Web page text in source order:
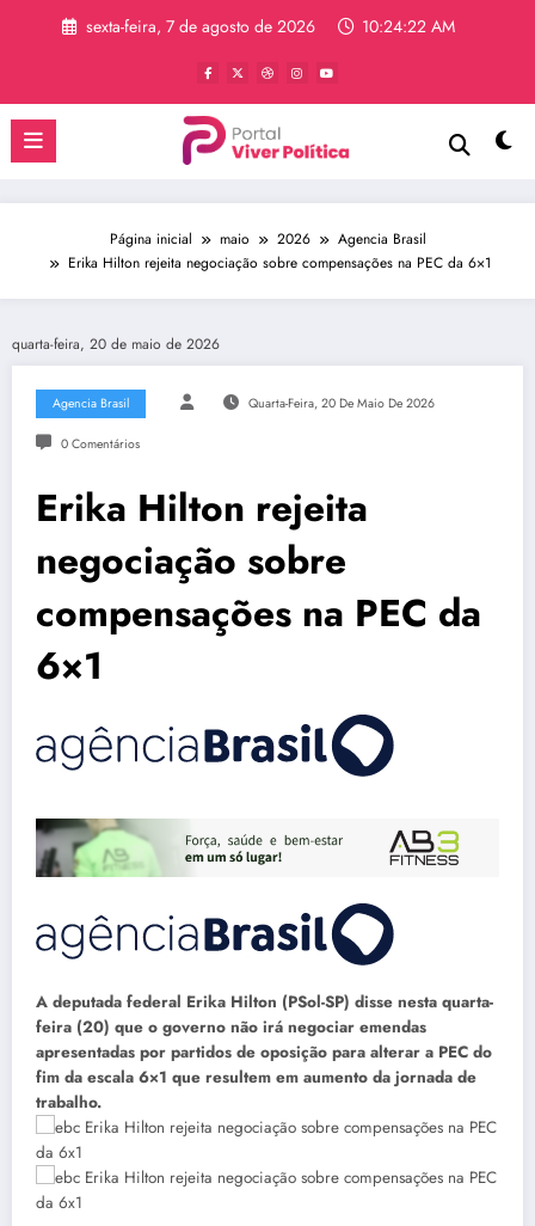
sexta-feira, 7 de agosto de 2026 10:24:22 AM
Página inicial maio 2026
Agencia Brasil
Erika Hilton rejeita negociação sobre compensações na PEC da 6×1
quarta-feira, 20 de maio de 2026
Agencia Brasil Quarta-Feira, 20 De Maio De 2026
0 Comentários
Erika Hilton rejeita
negociação sobre
compensações na PEC da
6×1
A deputada federal Erika Hilton (PSol-SP) disse nesta quarta-
feira (20) que o governo não irá negociar emendas
apresentadas por partidos de oposição para alterar a PEC do
fim da escala 6×1 que resultem em aumento da jornada de
trabalho.